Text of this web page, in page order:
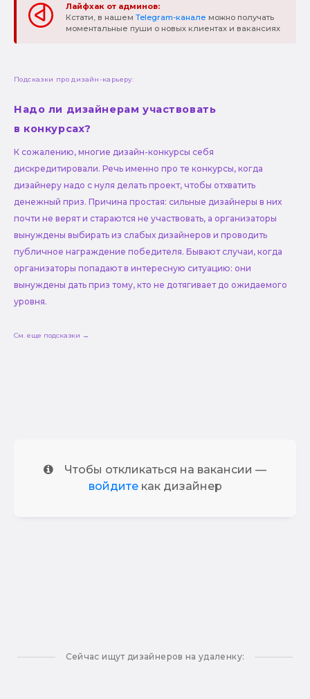
Лайфхак от админов:
Кстати, в нашем Telegram-канале можно получать
моментальные пуши о новых клиентах и вакансиях
Подсказки про дизайн-карьеру:
Надо ли дизайнерам участвовать
в конкурсах?
К сожалению, многие дизайн-конкурсы себя
дискредитировали. Речь именно про те конкурсы, когда
дизайнеру надо с нуля делать проект, чтобы отхватить
денежный приз. Причина простая: сильные дизайнеры в них
почти не верят и стараются не участвовать, а организаторы
вынуждены выбирать из слабых дизайнеров и проводить
публичное награждение победителя. Бывают случаи, когда
организаторы попадают в интересную ситуацию: они
вынуждены дать приз тому, кто не дотягивает до ожидаемого
уровня.
См. еще подсказки →
Чтобы откликаться на вакансии —
войдитекак дизайнер
Сейчас ищут дизайнеров на удаленку: